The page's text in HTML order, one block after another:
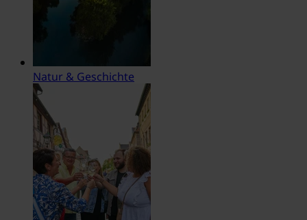
Natur & Geschichte